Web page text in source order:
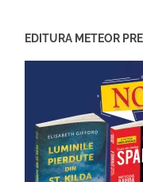
EDITURA METEOR